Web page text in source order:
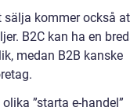
sälja kommer också
B2C kan ha en
medan B2B kanske
”starta e-handel”